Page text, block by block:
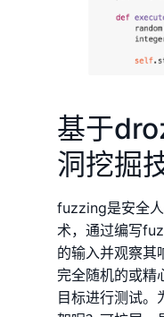
基于
洞挖掘
fuzzing是安全
术，通过编写
的输入并观察其
完全随机的或精
目标进行测试